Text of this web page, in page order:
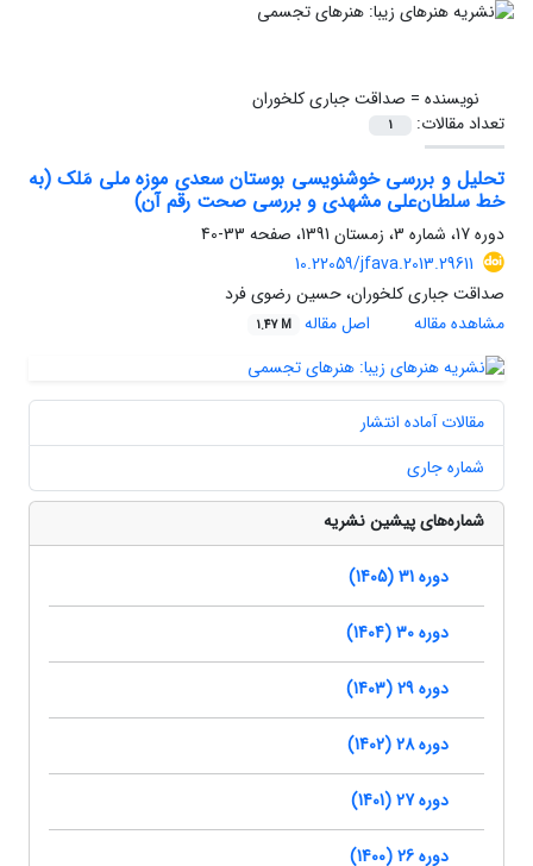
نویسنده = صداقت جباری کلخوران
تعداد مقالات:
1
تحلیل و بررسی خوشنویسی بوستان سعدی موزه ملی مَلک (به
خط سلطان‌علی مشهدی و بررسی صحت رقم آن)
دوره 17، شماره 3، زمستان 1391، صفحه
33-40
10.22059/jfava.2013.29611
صداقت جباری کلخوران، حسین رضوی فرد
مشاهده مقاله
اصل مقاله 1.47 M
مقالات آماده انتشار
شماره جاری
شماره‌های پیشین نشریه
دوره 31 (1405)
دوره 30 (1404)
دوره 29 (1403)
دوره 28 (1402)
دوره 27 (1401)
دوره 26 (1400)